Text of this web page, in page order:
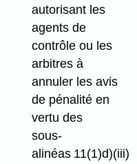
autorisant les
agents de
contrôle ou les
arbitres à
annuler les avis
de pénalité en
vertu des
sous-
alinéas 11(1)d)⁠(iii)